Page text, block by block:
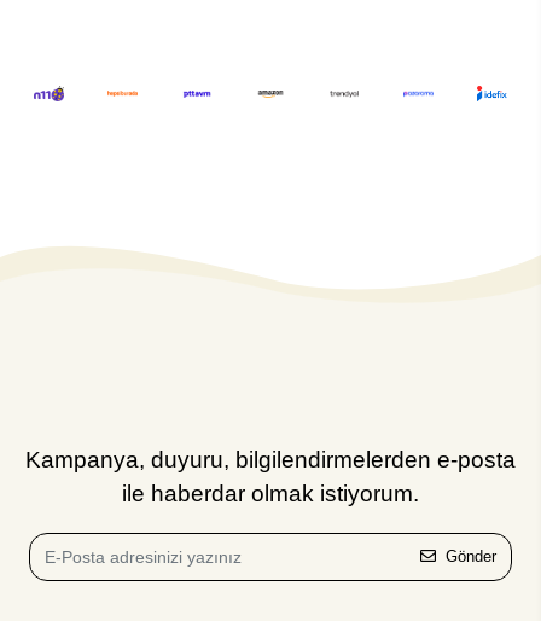
Kampanya, duyuru, bilgilendirmelerden e-posta
ile haberdar olmak istiyorum.
Gönder